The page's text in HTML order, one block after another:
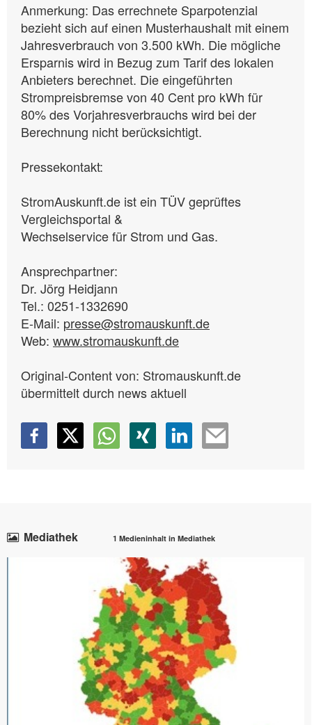
Anmerkung: Das errechnete Sparpotenzial
bezieht sich auf einen Musterhaushalt mit einem
Jahresverbrauch von 3.500 kWh. Die mögliche
Ersparnis wird in Bezug zum Tarif des lokalen
Anbieters berechnet. Die eingeführten
Strompreisbremse von 40 Cent pro kWh für
80% des Vorjahresverbrauchs wird bei der
Berechnung nicht berücksichtigt.
Pressekontakt:
StromAuskunft.de ist ein TÜV geprüftes
Vergleichsportal &
Wechselservice für Strom und Gas.
Ansprechpartner:
Dr. Jörg Heidjann
Tel.: 0251-1332690
E-Mail: presse@stromauskunft.de
Web: www.stromauskunft.de
Original-Content von: Stromauskunft.de
übermittelt durch news aktuell
Mediathek 1 Medieninhalt in Mediathek